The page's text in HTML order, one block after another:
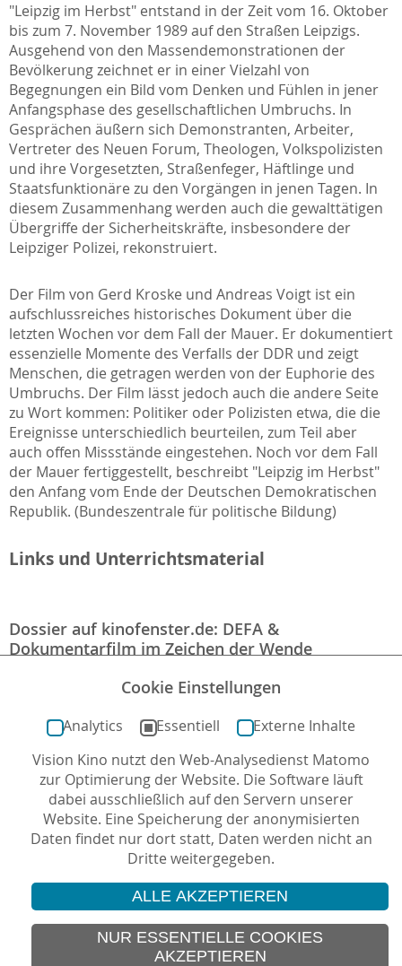
"Leipzig im Herbst" entstand in der Zeit vom 16. Oktober
bis zum 7. November 1989 auf den Straßen Leipzigs.
Ausgehend von den Massendemonstrationen der
Bevölkerung zeichnet er in einer Vielzahl von
Begegnungen ein Bild vom Denken und Fühlen in jener
Anfangsphase des gesellschaftlichen Umbruchs. In
Gesprächen äußern sich Demonstranten, Arbeiter,
Vertreter des Neuen Forum, Theologen, Volkspolizisten
und ihre Vorgesetzten, Straßenfeger, Häftlinge und
Staatsfunktionäre zu den Vorgängen in jenen Tagen. In
diesem Zusammenhang werden auch die gewalttätigen
Übergriffe der Sicherheitskräfte, insbesondere der
Leipziger Polizei, rekonstruiert.
Der Film von Gerd Kroske und Andreas Voigt ist ein
aufschlussreiches historisches Dokument über die
letzten Wochen vor dem Fall der Mauer. Er dokumentiert
essenzielle Momente des Verfalls der DDR und zeigt
Menschen, die getragen werden von der Euphorie des
Umbruchs. Der Film lässt jedoch auch die andere Seite
zu Wort kommen: Politiker oder Polizisten etwa, die die
Ereignisse unterschiedlich beurteilen, zum Teil aber
auch offen Missstände eingestehen. Noch vor dem Fall
der Mauer fertiggestellt, beschreibt "Leipzig im Herbst"
den Anfang vom Ende der Deutschen Demokratischen
Republik. (Bundeszentrale für politische Bildung)
Links und Unterrichtsmaterial
Dossier auf kinofenster.de: DEFA &
Dokumentarfilm im Zeichen der Wende
https://www.kinofenster.de/themen-dossiers/alle-
nachwende/
kf1808-dossier-dokumentarfilme-ddr.pdf
© 2026 Vision Kino
IMPRESSUM
SITEMAP
Cookie Einstellungen
Analytics Essentiell
Externe Inhalte
Vision Kino nutzt den Web-Analysedienst Matomo
zur Optimierung der Website. Die Software läuft
dabei ausschließlich auf den Servern unserer
Website. Eine Speicherung der anonymisierten
Daten findet nur dort statt, Daten werden nicht an
Dritte weitergegeben.
ALLE AKZEPTIEREN
NUR ESSENTIELLE COOKIES
AKZEPTIEREN